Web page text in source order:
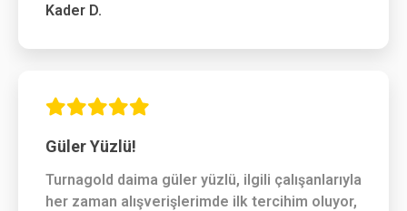
Kader D.
Güler Yüzlü!
Turnagold daima güler yüzlü, ilgili çalışanlarıyla
her zaman alışverişlerimde ilk tercihim oluyor,